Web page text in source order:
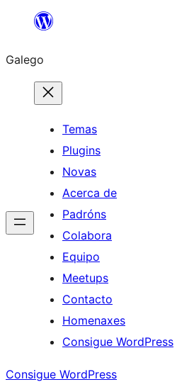
Saltar
contido
Galego
Temas
Plugins
Novas
Acerca de
Padróns
Colabora
Equipo
Meetups
Contacto
Homenaxes
Consigue WordPress
Consigue WordPress